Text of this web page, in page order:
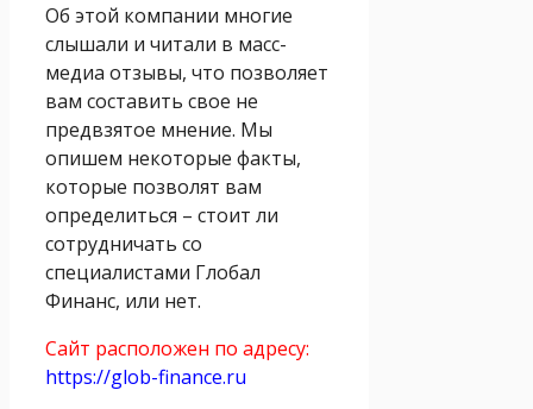
Об этой компании многие
слышали и читали в масс-
медиа отзывы, что позволяет
вам составить свое не
предвзятое мнение. Мы
опишем некоторые факты,
которые позволят вам
определиться – стоит ли
сотрудничать со
специалистами Глобал
Финанс, или нет.
Сайт расположен по адресу:
https://glob-finance.ru